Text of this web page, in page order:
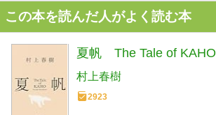
この本を読んだ人がよく読む本
夏帆 The Tale of KAHO
村上春樹
2923